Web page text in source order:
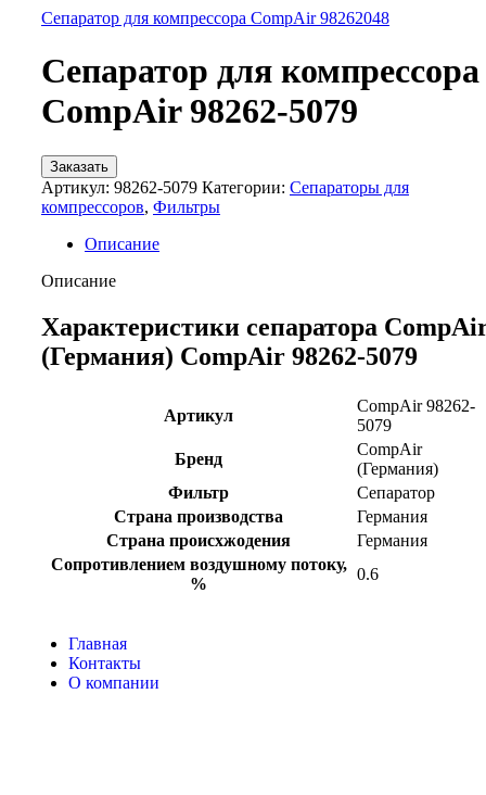
Сепаратор для компрессора CompAir 98262048
Сепаратор для компрессора
CompAir 98262-5079
Заказать
Артикул: 98262-5079 Категории: Сепараторы для
компрессоров, Фильтры
Описание
Описание
Характеристики сепаратора
(Германия) CompAir 98262-5079
Артикул
CompAir 98262-
5079
Бренд
CompAir
(Германия)
Фильтр
Сепаратор
Страна производства
Германия
Страна происхжодения
Германия
Сопротивлением воздушному потоку,
%
0.6
Главная
Контакты
О компании